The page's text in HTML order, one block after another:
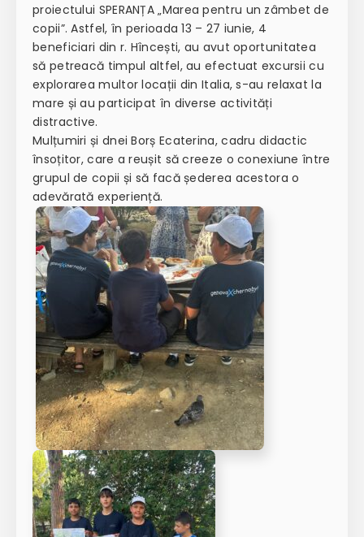
proiectului SPERANȚA „Marea pentru un zâmbet de
copii”. Astfel, în perioada 13 – 27 iunie, 4
beneficiari din r. Hîncești, au avut oportunitatea
să petreacă timpul altfel, au efectuat excursii cu
explorarea multor locații din Italia, s-au relaxat la
mare și au participat în diverse activități
distractive.
Mulțumiri și dnei Borș Ecaterina, cadru didactic
însoțitor, care a reușit să creeze o conexiune între
grupul de copii și să facă șederea acestora o
adevărată experiență.